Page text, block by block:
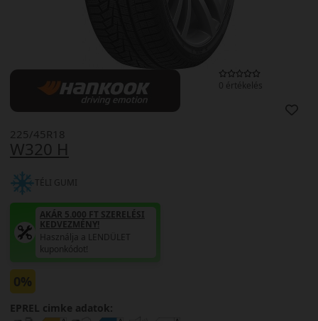
0 értékelés
W320 H
225/45R18
TÉLI GUMI
AKÁR 5.000 FT SZERELÉSI
KEDVEZMÉNY!
Használja a LENDÜLET
kuponkódot!
0%
EPREL cimke adatok: